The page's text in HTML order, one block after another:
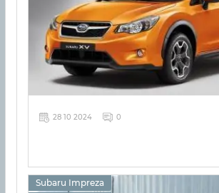
28 10 2024 0
Subaru Impreza